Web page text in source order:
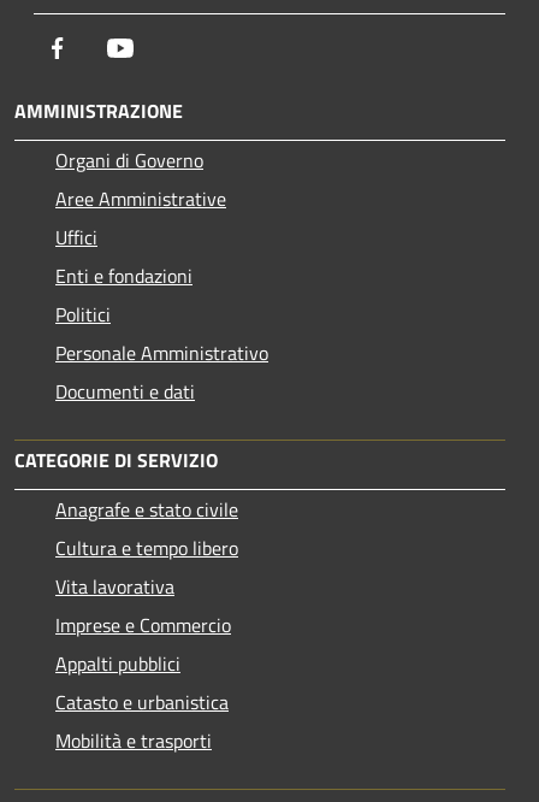
Facebook
AMMINISTRAZIONE
Organi di Governo
Aree Amministrative
Uffici
Enti e fondazioni
Politici
Personale Amministrativo
Documenti e dati
CATEGORIE DI SERVIZIO
Anagrafe e stato civile
Cultura e tempo libero
Vita lavorativa
Imprese e Commercio
Appalti pubblici
Catasto e urbanistica
Mobilità e trasporti